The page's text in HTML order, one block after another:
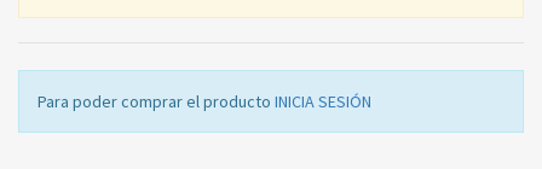
Para poder comprar el producto INICIA SESIÓN